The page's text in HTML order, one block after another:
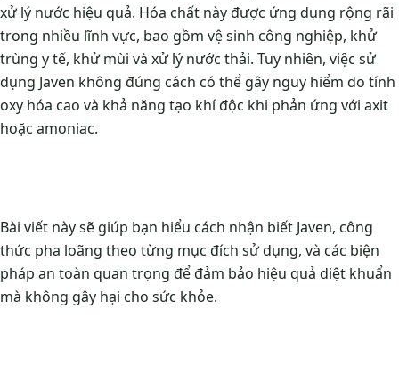
xử lý nước hiệu quả. Hóa chất này được ứng dụng rộng rãi
trong nhiều lĩnh vực, bao gồm vệ sinh công nghiệp, khử
trùng y tế, khử mùi và xử lý nước thải. Tuy nhiên, việc sử
dụng Javen không đúng cách có thể gây nguy hiểm do tính
oxy hóa cao và khả năng tạo khí độc khi phản ứng với axit
hoặc amoniac.
Bài viết này sẽ giúp bạn hiểu cách nhận biết Javen, công
thức pha loãng theo từng mục đích sử dụng, và các biện
pháp an toàn quan trọng để đảm bảo hiệu quả diệt khuẩn
mà không gây hại cho sức khỏe.